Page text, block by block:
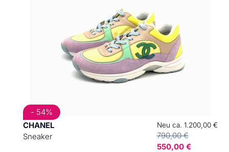
CHANEL
Sneaker
Neu ca. 1.200,00 €
790,00 €
550,00 €
- 54%